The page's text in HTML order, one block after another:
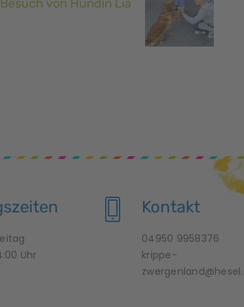
Besuch von Hündin Lia
Uhr
Kontakt
04950 9958376
krippe-